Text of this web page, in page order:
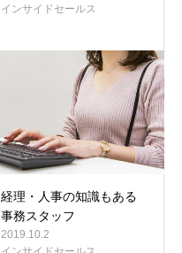
インサイドセールス
経理・人事の知識もある
事務スタッフ
2019.10.2